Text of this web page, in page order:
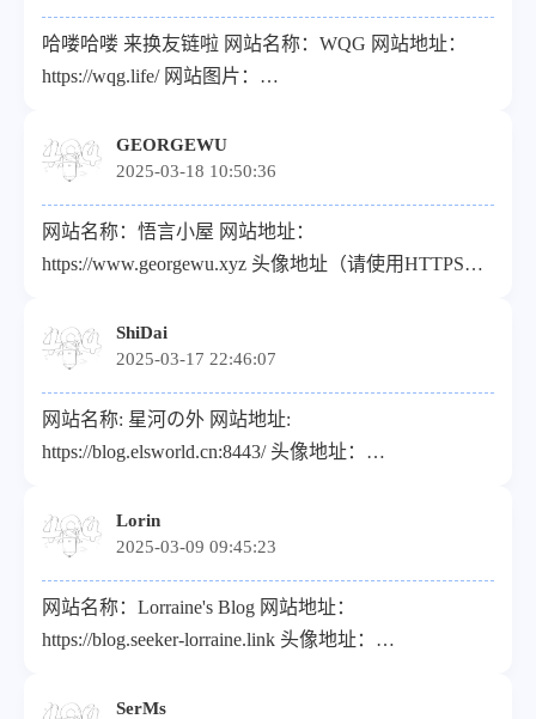
哈喽哈喽 来换友链啦 网站名称：WQG 网站地址：
https://wqg.life/ 网站图片：
SIMPLE BLOG.GEORGEWU
2025-03-18 10:50:36
网站名称：悟言小屋 网站地址：
https://www.georgewu.xyz 头像地址（请使用HTTPS链
限进步！ShiDai
2025-03-17 22:46:07
网站名称: 星河の外 网站地址:
https://blog.elsworld.cn:8443/ 头像地址：
/* ShiDai's Personal Blog */
Lorin
2025-03-09 09:45:23
网站名称：Lorraine's Blog 网站地址：
https://blog.seeker-lorraine.link 头像地址：
述：过去无法改变，未来可以塑造。
SerMs